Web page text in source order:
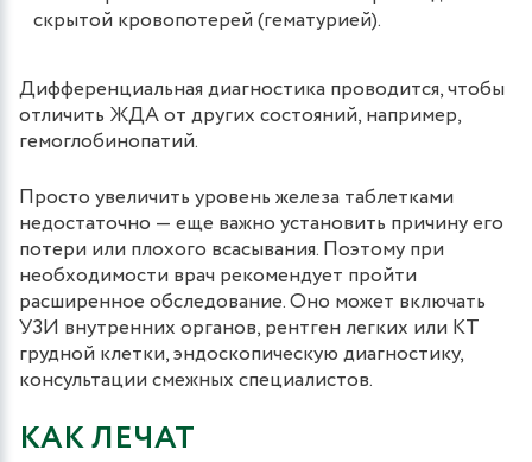
скрытой кровопотерей (гематурией).
Дифференциальная диагностика проводится, чтобы
отличить ЖДА от других состояний, например,
гемоглобинопатий.
Просто увеличить уровень железа таблетками
недостаточно — еще важно установить причину его
потери или плохого всасывания. Поэтому при
необходимости врач рекомендует пройти
расширенное обследование. Оно может включать
УЗИ внутренних органов, рентген легких или КТ
грудной клетки, эндоскопическую диагностику,
консультации смежных специалистов.
КАК ЛЕЧАТ